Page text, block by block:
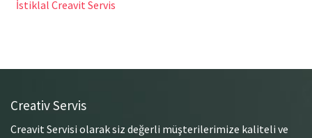
İstiklal Creavit Servis
Creativ Servis
Creavit Servisi olarak siz değerli müşterilerimize kaliteli ve